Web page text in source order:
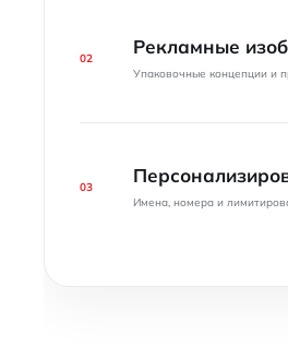
02
Рекламные
Упаковочные концепции и
03
Имена, номера и